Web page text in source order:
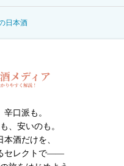
日本酒
口派も。
、安いのも。
酒だけを、
セレクトで――